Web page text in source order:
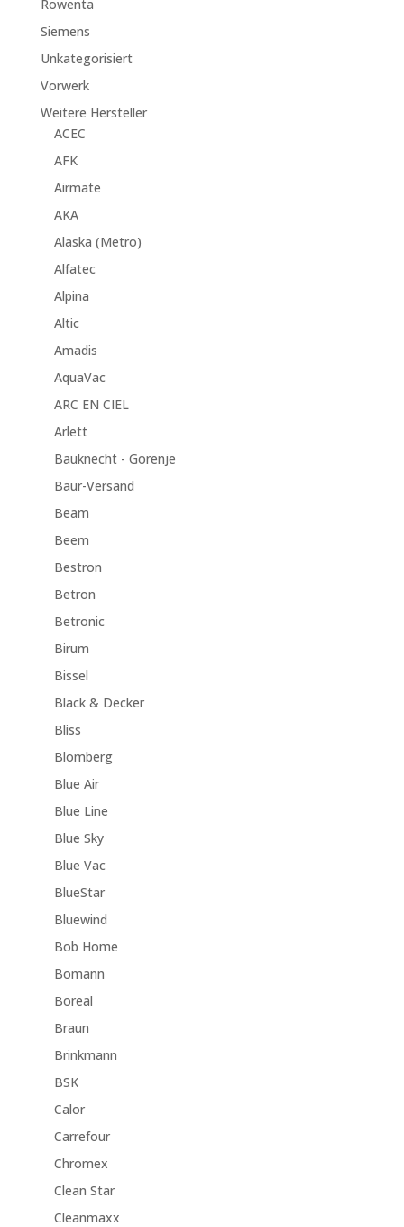
Rowenta
Siemens
Unkategorisiert
Vorwerk
Weitere Hersteller
ACEC
AFK
Airmate
AKA
Alaska (Metro)
Alfatec
Alpina
Altic
Amadis
AquaVac
ARC EN CIEL
Arlett
Bauknecht - Gorenje
Baur-Versand
Beam
Beem
Bestron
Betron
Betronic
Birum
Bissel
Black & Decker
Bliss
Blomberg
Blue Air
Blue Line
Blue Sky
Blue Vac
BlueStar
Bluewind
Bob Home
Bomann
Boreal
Braun
Brinkmann
BSK
Calor
Carrefour
Chromex
Clean Star
Cleanmaxx